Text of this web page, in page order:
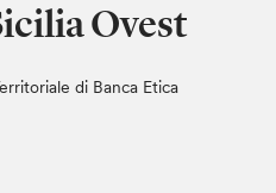
Ovest
di Banca Etica